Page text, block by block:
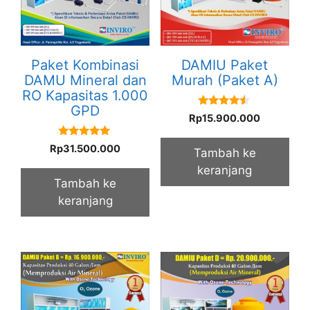
Paket Kombinasi
DAMU Mineral dan
RO Kapasitas 1.000
GPD
5.00
out of 5
Rp31.500.000
Tambah ke
keranjang
DAMIU Paket
Murah (Paket A)
4.33
out of 5
Rp15.900.000
Tambah ke
keranjang